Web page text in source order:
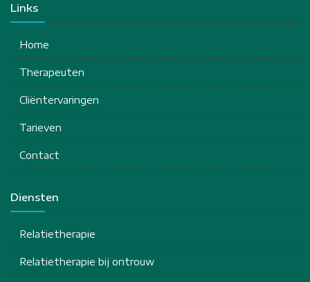
Links
Home
Therapeuten
Cliëntervaringen
Tarieven
Contact
Diensten
Relatietherapie
Relatietherapie bij ontrouw